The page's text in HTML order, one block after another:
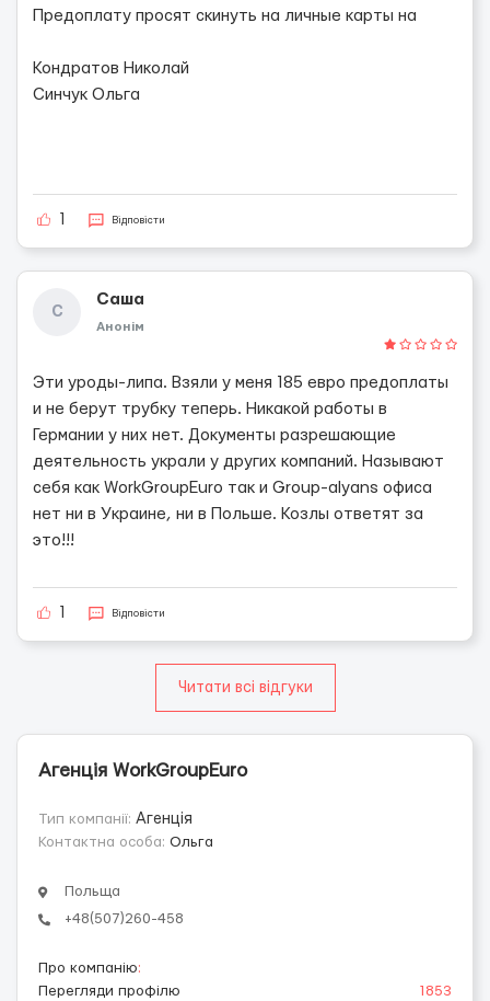
Предоплату просят скинуть на личные карты на
Кондратов Николай
Синчук Ольга
Відповісти
С
Саша
Анонім
Эти уроды-липа. Взяли у меня 185 евро предоплаты
и не берут трубку теперь. Никакой работы в
Германии у них нет. Документы разрешающие
деятельность украли у других компаний. Называют
себя как WorkGroupEuro так и Group-alyans офиса
нет ни в Украине, ни в Польше. Козлы ответят за
это!!!
Відповісти
Читати всі відгуки
Агенція WorkGroupEuro
Тип компанії: Агенція
Контактна особа: Ольга
Польща
+48(507)260-458
Про компанію:
Перегляди профілю
1853